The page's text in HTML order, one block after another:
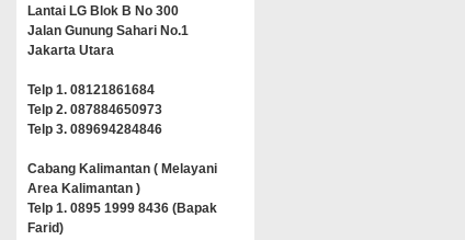
Lantai LG Blok B No 300
Jalan Gunung Sahari No.1
Jakarta Utara
Telp 1. 08121861684
Telp 2. 087884650973
Telp 3. 089694284846
Cabang Kalimantan ( Melayani
Area Kalimantan )
Telp 1. 0895 1999 8436 (Bapak
Farid)